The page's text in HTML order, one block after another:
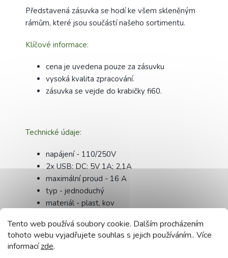
Tento web používá soubory cookie. Dalším procházením
tohoto webu vyjadřujete souhlas s jejich používáním.. Více
informacízde.
Představená zásuvka se hodí ke všem skleněným
rámům, které jsou součástí našeho sortimentu.
Klíčové informace:
cena je uvedena pouze za zásuvku
vysoká kvalita zpracování.
zásuvka se vejde do krabičky fi60.
Technické údaje:
napájení - 110/250V
2x USB: DC: 5V 1A; 2,1A
maximální proud - 16 A
typ - jednoduchý
materiál - plast, kov
rozměry - 7,3 x 7,3
třída ochrany proti vniknutí - IP20
uzemnění - ano